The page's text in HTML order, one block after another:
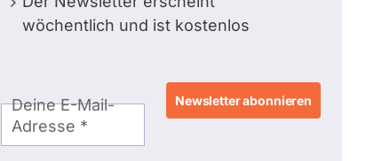
wöchentlich und ist kostenlos
Mail-
Adresse
Deine E-Mail-
Adresse